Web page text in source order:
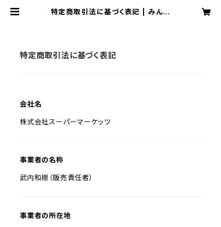
特定商取引法に基づく表記 | みんな
特定商取引法に基づく表記
会社名
株式会社スーパーマーケッツ
事業者の名称
武内和樹（販売責任者）
事業者の所在地